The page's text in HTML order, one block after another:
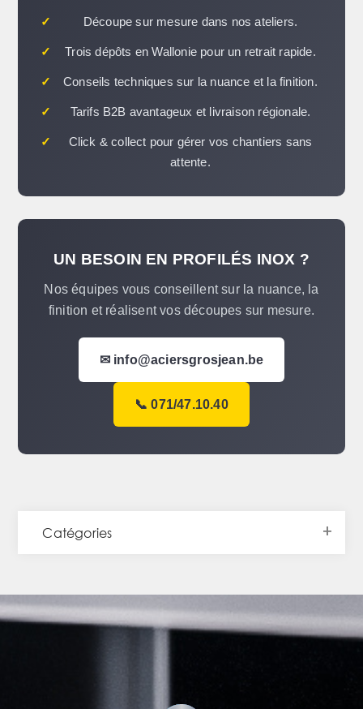
✓ Découpe sur mesure dans nos ateliers.
✓ Trois dépôts en Wallonie pour un retrait rapide.
✓ Conseils techniques sur la nuance et la finition.
✓ Tarifs B2B avantageux et livraison régionale.
✓
Click & collect pour gérer vos chantiers sans
attente.
UN BESOIN EN PROFILÉS INOX ?
Nos équipes vous conseillent sur la nuance, la
finition et réalisent vos découpes sur mesure.
✉ info@aciersgrosjean.be
📞 071/47.10.40
Catégories